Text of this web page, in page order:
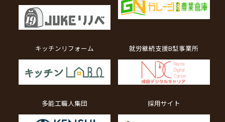
キッチンリフォーム 就労継続支援B型事業所
多能工職人集団 採用サイト